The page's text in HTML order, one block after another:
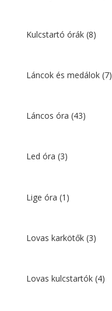
Kulcstartó órák (8)
Láncok és medálok (7)
Láncos óra (43)
Led óra (3)
Lige óra (1)
Lovas karkötők (3)
Lovas kulcstartók (4)